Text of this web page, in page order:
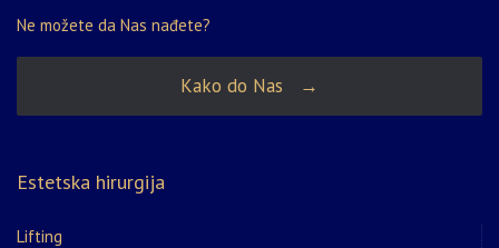
Ne možete da Nas nađete?
Kako do Nas →
Estetska hirurgija
Lifting